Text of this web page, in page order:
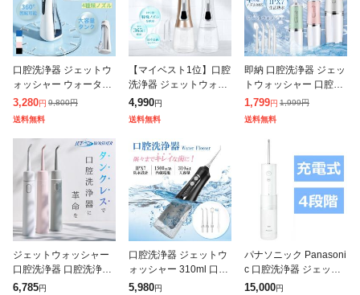
口腔洗浄器 ジェットウ
ォッシャー ウォーター
フロス 3モード調節可
能 USB充電式 IPX7防
え 舌磨き
3,280円 9,800円
送料無料
【マイベスト1位】口腔
洗浄器 ジェットウォッ
シャー 口腔洗浄機 ウォ
ーターフロス ウォータ
ズル3
4,990円
送料無料
即納 口腔洗浄器 ジェッ
トウォッシャー 口腔洗
浄機 歯垢除去 替えノズ
ル4本付き ウォーター
ト洗浄 US
1,799円 1,999円
送料無料
ジェットウォッシャー
口腔洗浄器 口腔洗浄機
ウォーター 口内洗浄器
6,785円
口腔洗浄器 ジェットウ
ォッシャー 310ml 口内
洗浄器 超音波 携帯型
5,980円
パナソニック Panasoni
c 口腔洗浄器 ジェット
ウォッシャー ドルツ 超
15,000円